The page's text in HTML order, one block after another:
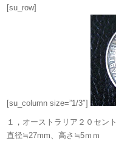
[su_row]
[su_column size=”1/3″]
１，オーストラリア２０セン
直径≒27mm、高さ≒5ｍｍ